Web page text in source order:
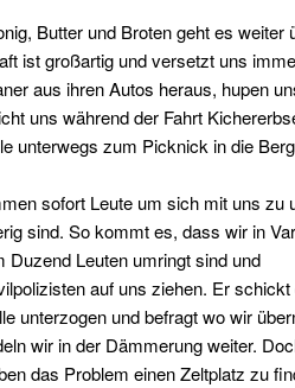
Butter und Broten geht es weiter
ist großartig und versetzt uns
aus ihren Autos heraus, hupen
uns während der Fahrt
unterwegs zum Picknick in die
sofort Leute um sich mit uns zu
sind. So kommt es, dass wir in
Leuten umringt sind und
auf uns ziehen. Er schickt
unterzogen und befragt wo wir
wir in der Dämmerung weiter.
das Problem einen Zeltplatz zu